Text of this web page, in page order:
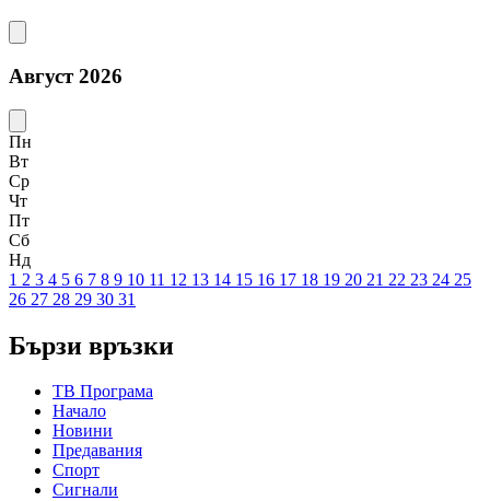
Август 2026
Пн
Вт
Ср
Чт
Пт
Сб
Нд
1 2 3 4 5 6 7 8 9 10 11 12 13 14 15 16 17 18 19 20 21 22 23 24 25
26 27 28 29 30 31
Бързи връзки
ТВ Програма
Начало
Новини
Предавания
Спорт
Сигнали